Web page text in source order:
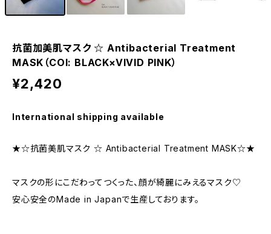
抗菌加美肌マスク ☆ Antibacterial Treatment
MASK（COI: BLACK×VIVID PINK）
¥2,420
International shipping available
★☆抗菌美肌マスク ☆ Antibacterial Treatment MASK☆★
マスクの形にこだわってつくった、顔が綺麗にみえるマスク♡
安心安全のMade in Japanで生産しております。